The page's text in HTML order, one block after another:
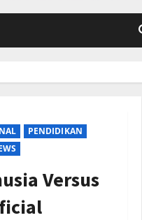
PENDIDIKAN
Versus